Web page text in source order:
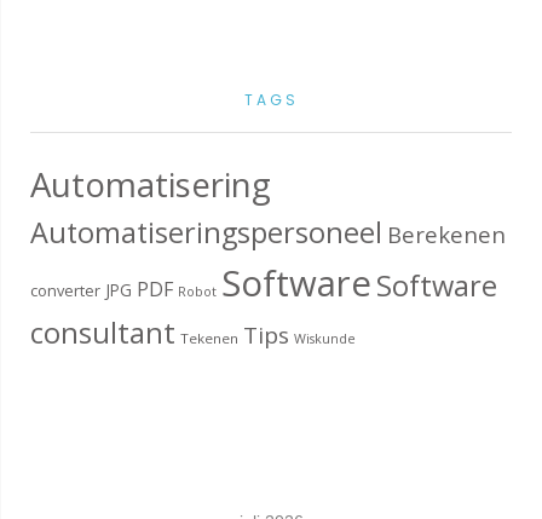
TAGS
Automatisering
Automatiseringspersoneel Berekenen
converter JPG PDF Robot SoftwareSoftware
consultant Tekenen Tips Wiskunde